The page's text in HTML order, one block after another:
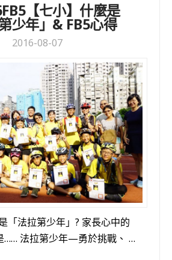
【七小】什麼是
第少年」& FB5心得
2016-08-07
「法拉第少年」? 家長心中的
…… 法拉第少年—勇於挑戰、 …